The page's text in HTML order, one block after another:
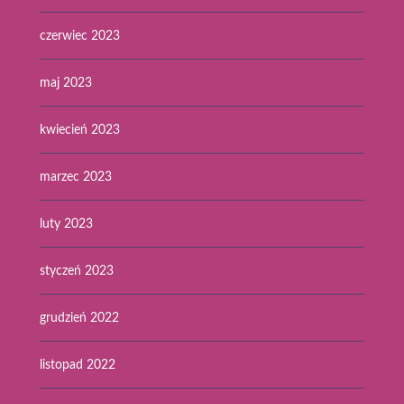
czerwiec 2023
maj 2023
kwiecień 2023
marzec 2023
luty 2023
styczeń 2023
grudzień 2022
listopad 2022